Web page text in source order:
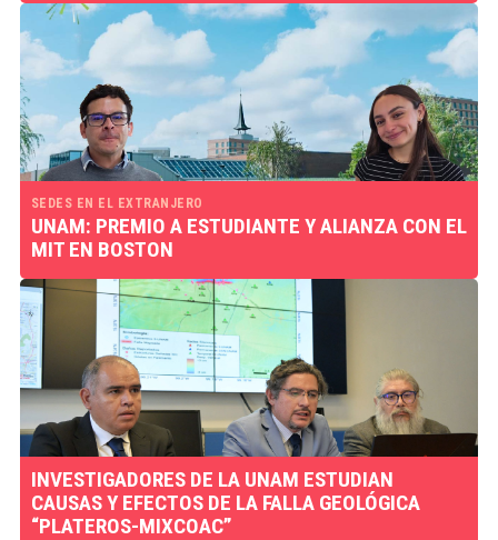
SEDES EN EL EXTRANJERO
UNAM: PREMIO A ESTUDIANTE Y ALIANZA CON EL
MIT EN BOSTON
INVESTIGADORES DE LA UNAM ESTUDIAN
CAUSAS Y EFECTOS DE LA FALLA GEOLÓGICA
“PLATEROS-MIXCOAC”